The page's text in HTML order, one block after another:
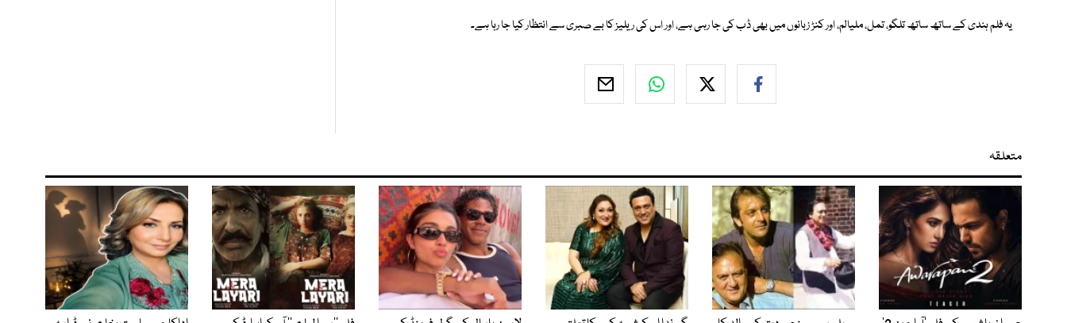
یہ فلم ہندی کے ساتھ ساتھ تلگو، تمل، ملیالم، اور کنڑ زبانوں میں بھی ڈب کی جا رہی ہے، اور اس کی ریلیز کا بے صبری سے انتظار کیا جا رہا ہے۔
متعلقہ